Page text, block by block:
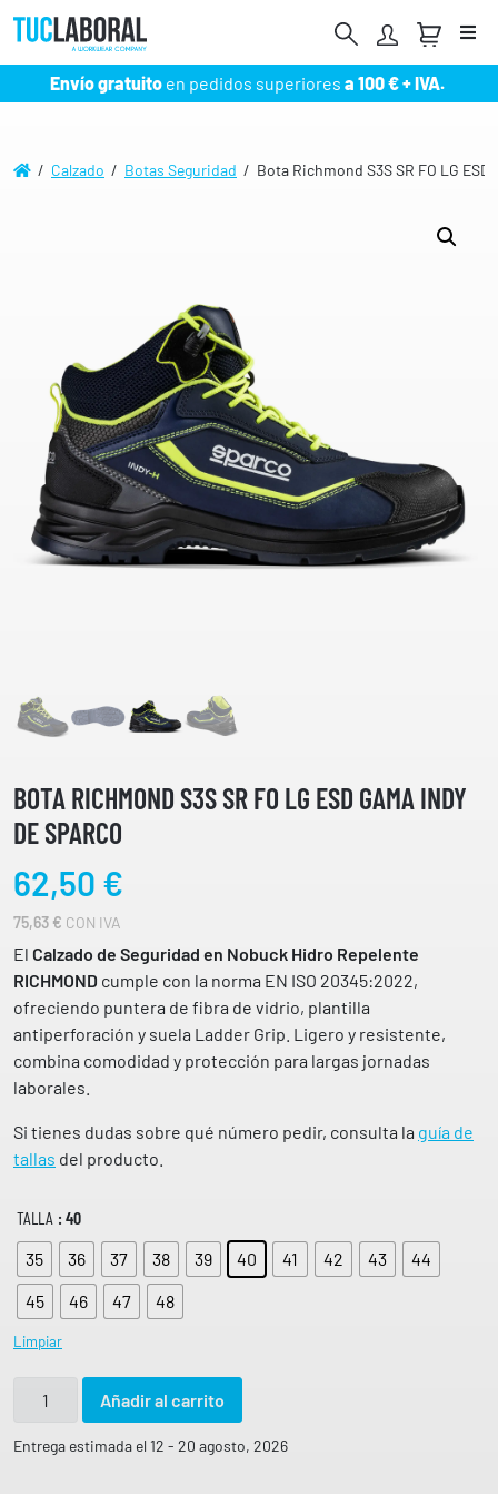
Envío gratuito en pedidos superiores a 100 € + IVA.
/ Calzado / Botas Seguridad / Bota Richmond S3S SR FO LG ESD
BOTA RICHMOND S3S SR FO LG ESD GAMA INDY
DE SPARCO
62,50 €
75,63 € CON IVA
El Calzado de Seguridad en Nobuck Hidro Repelente
RICHMOND cumple con la norma EN ISO 20345:2022,
ofreciendo puntera de fibra de vidrio, plantilla
antiperforación y suela Ladder Grip. Ligero y resistente,
combina comodidad y protección para largas jornadas
laborales.
Si tienes dudas sobre qué número pedir, consulta la guía de
tallas del producto.
TALLA : 40
35
36 37 38 39 40 41 42 43
44
45
46 47 48
Limpiar
t
Añadir al carrito
Entrega estimada el 12 - 20 agosto, 2026